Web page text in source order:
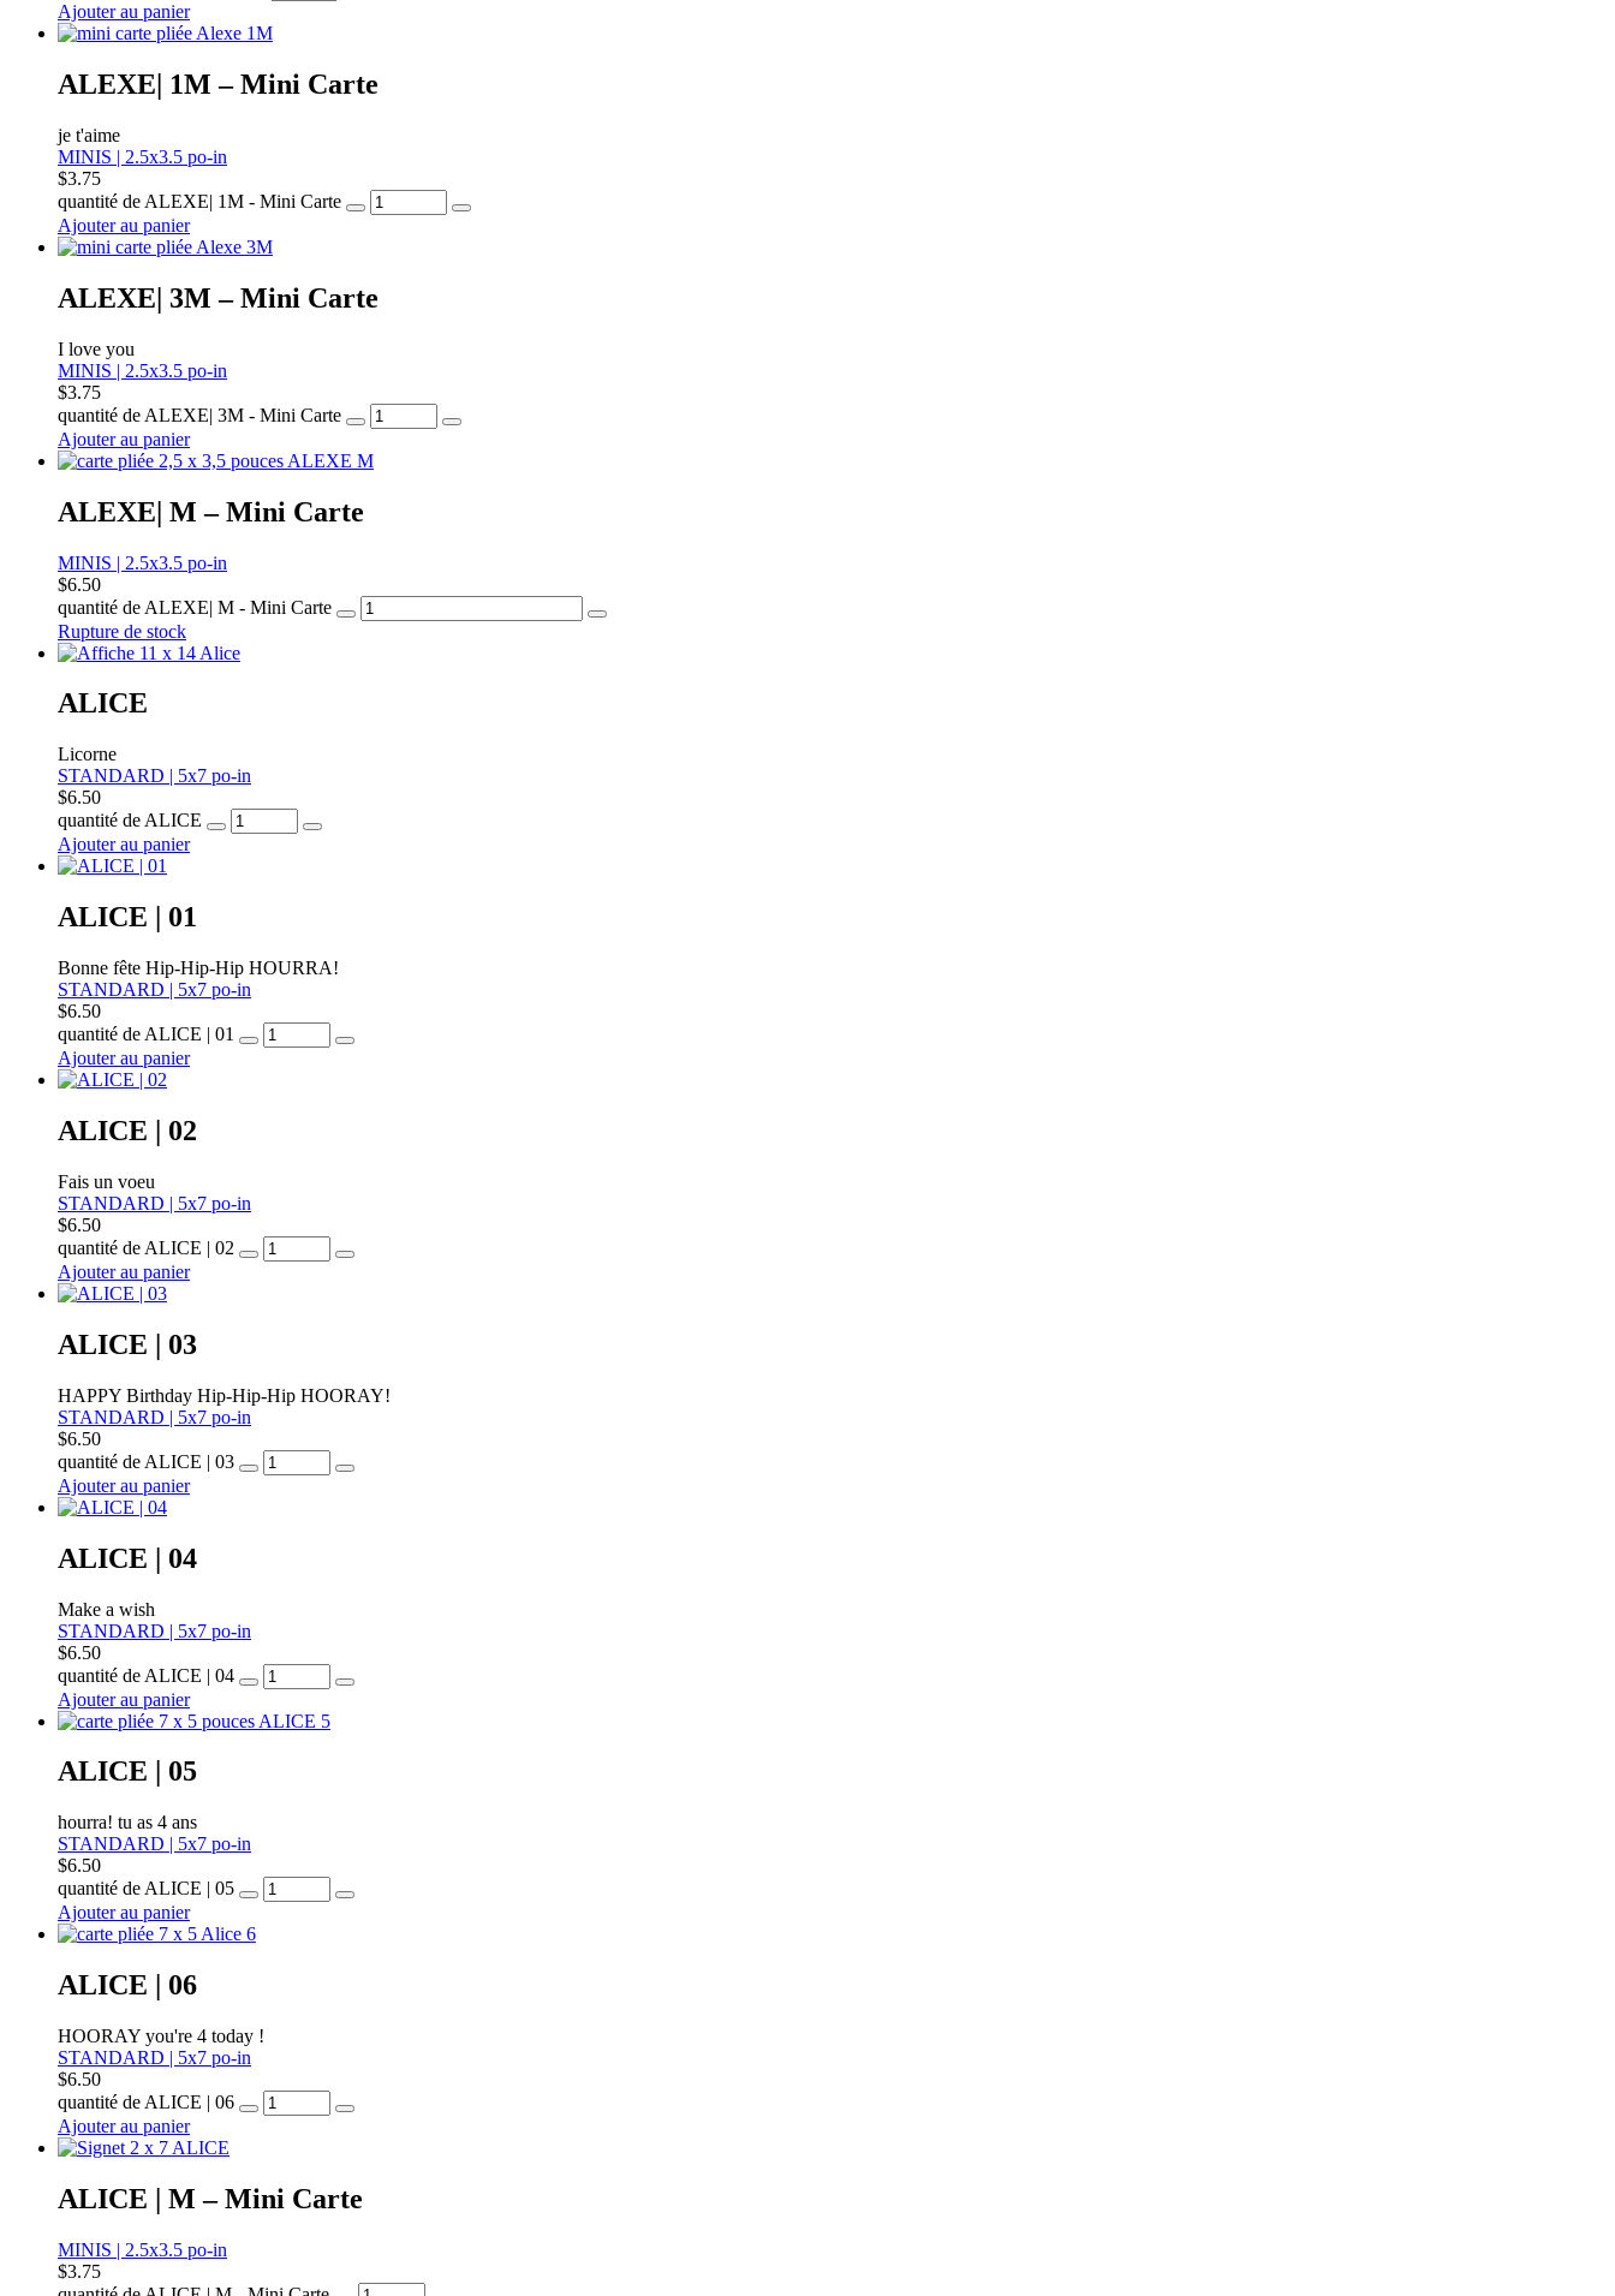
Ajouter au panier
ALEXE| 1M – Mini Carte
je t'aime
MINIS | 2.5x3.5 po-in
$3.75
quantité de ALEXE| 1M - Mini Carte
Ajouter au panier
ALEXE| 3M – Mini Carte
I love you
MINIS | 2.5x3.5 po-in
$3.75
quantité de ALEXE| 3M - Mini Carte
Ajouter au panier
ALEXE| M – Mini Carte
MINIS | 2.5x3.5 po-in
$6.50
quantité de ALEXE| M - Mini Carte
Rupture de stock
ALICE
Licorne
STANDARD | 5x7 po-in
$6.50
quantité de ALICE
Ajouter au panier
ALICE | 01
Bonne fête Hip-Hip-Hip HOURRA!
STANDARD | 5x7 po-in
$6.50
quantité de ALICE | 01
Ajouter au panier
ALICE | 02
Fais un voeu
STANDARD | 5x7 po-in
$6.50
quantité de ALICE | 02
Ajouter au panier
ALICE | 03
HAPPY Birthday Hip-Hip-Hip HOORAY!
STANDARD | 5x7 po-in
$6.50
quantité de ALICE | 03
Ajouter au panier
ALICE | 04
Make a wish
STANDARD | 5x7 po-in
$6.50
quantité de ALICE | 04
Ajouter au panier
ALICE | 05
hourra! tu as 4 ans
STANDARD | 5x7 po-in
$6.50
quantité de ALICE | 05
Ajouter au panier
ALICE | 06
HOORAY you're 4 today !
STANDARD | 5x7 po-in
$6.50
quantité de ALICE | 06
Ajouter au panier
ALICE | M – Mini Carte
MINIS | 2.5x3.5 po-in
$3.75